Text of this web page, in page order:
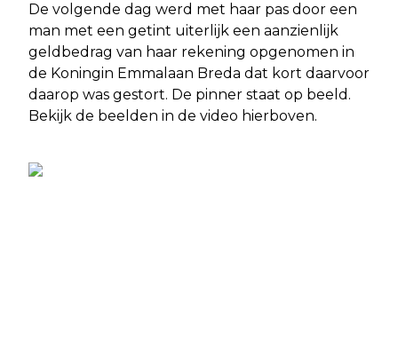
De volgende dag werd met haar pas door een
man met een getint uiterlijk een aanzienlijk
geldbedrag van haar rekening opgenomen in
de Koningin Emmalaan Breda dat kort daarvoor
daarop was gestort. De pinner staat op beeld.
Bekijk de beelden in de video hierboven.